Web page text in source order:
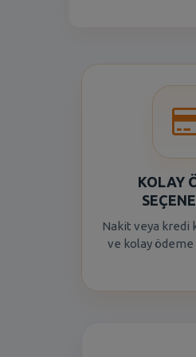
KOLAY
Nakit veya kredi
ve kolay